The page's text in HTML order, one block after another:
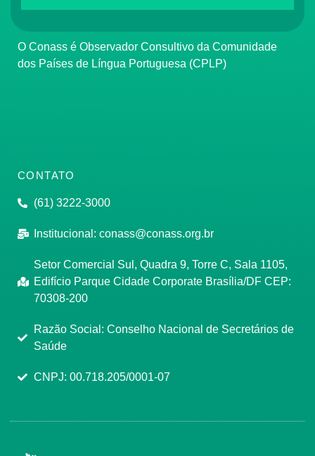
O Conass é Observador Consultivo da Comunidade
dos Países de Língua Portuguesa (CPLP)
CONTATO
(61) 3222-3000
Institucional: conass@conass.org.br
Setor Comercial Sul, Quadra 9, Torre C, Sala 1105,
Edifício Parque Cidade Corporate Brasília/DF CEP:
70308-200
Razão Social: Conselho Nacional de Secretários de
Saúde
CNPJ: 00.718.205/0001-07